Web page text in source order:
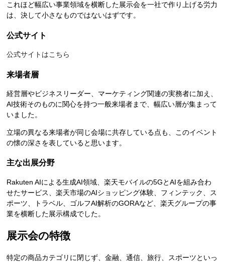
これほど幅広い事業領域を横断した展示会を一社で作り上げる労力
は、決して小さなものではないはずです。
公式サイト
公式サイトはこちら
来場者層
経営層やビジネスリーダー、マーケティング関連の実務者に加え、
AI技術そのものに関心を持つ一般来場者まで、幅広い層が集まって
いました。
立場の異なる来場者が同じ会場に共存している点も、このイベント
の懐の深さを表していると思います。
主な出展分野
Rakuten AIによる生成AI領域、楽天モバイルの5GとAIを組み合わ
せたサービス、楽天市場のAIショッピング体験、フィンテック、ス
ポーツ、トラベル、ゴルフAI解析のGORAなど、楽天グループの事
業を横断した展示構成でした。
展示会の特徴
特定の商品カテゴリに閉じず、金融、通信、旅行、スポーツといっ